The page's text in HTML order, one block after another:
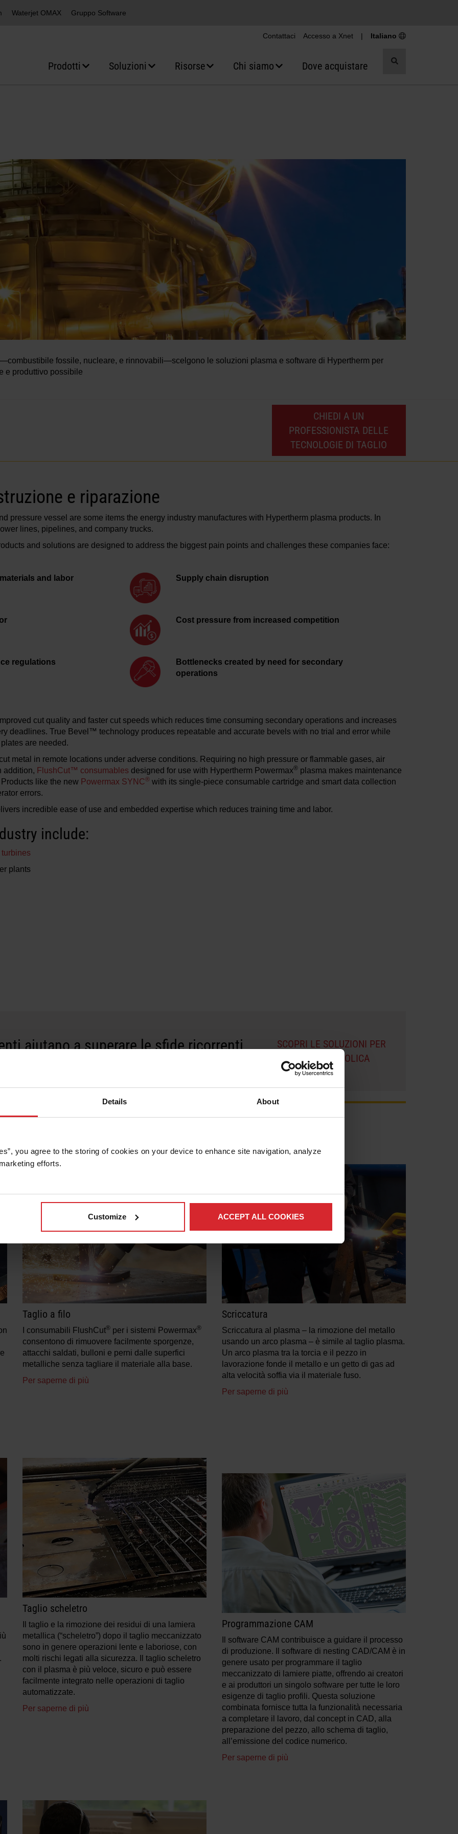
Details About
you agree to the storing of cookies on your device to enhance site navigation, analyze
efforts.
Customize ACCEPT ALL COOKIES
Waterjet OMAX Gruppo Software
Contattaci Accesso a Xnet | Italiano
Prodotti Soluzioni Risorse Chi siamo Dove acquistare
Attiva/Disattiva
fossile, nucleare, e rinnovabili—scelgono le soluzioni plasma e software di Hypertherm per
e produttivo possibile
CHIEDI A UN
PROFESSIONISTA DELLE
TECNOLOGIE DI TAGLIO
e riparazione
pressure vessel are some items the energy industry manufactures with Hypertherm plasma products. In
lines, pipelines, and company trucks.
and solutions are designed to address the biggest pain points and challenges these companies face:
and labor
regulations
Supply chain disruption
Cost pressure from increased competition
Bottlenecks created by need for secondary
operations
cut quality and faster cut speeds which reduces time consuming secondary operations and increases
deadlines. True Bevel™ technology produces repeatable and accurate bevels with no trial and error while
are needed.
metal in remote locations under adverse conditions. Requiring no high pressure or flammable gases, air
addition, FlushCut™ consumables designed for use with Hypertherm Powermax® plasma makes maintenance
like the new Powermax SYNC® with its single-piece consumable cartridge and smart data collection
errors.
incredible ease of use and embedded expertise which reduces training time and labor.
include:
plants
aiutano a superare le sfide ricorrenti
SCOPRI LE SOLUZIONI PER
L'ENERGIA EOLICA
Taglio a filo
I consumabili FlushCut® per i sistemi Powermax®
consentono di rimuovere facilmente sporgenze,
attacchi saldati, bulloni e perni dalle superfici
metalliche senza tagliare il materiale alla base.
Per saperne di più
Scriccatura
Scriccatura al plasma – la rimozione del metallo
usando un arco plasma – è simile al taglio plasma.
Un arco plasma tra la torcia e il pezzo in
lavorazione fonde il metallo e un getto di gas ad
alta velocità soffia via il materiale fuso.
Per saperne di più
Taglio scheletro
Il taglio e la rimozione dei residui di una lamiera
metallica (“scheletro”) dopo il taglio meccanizzato
sono in genere operazioni lente e laboriose, con
molti rischi legati alla sicurezza. Il taglio scheletro
con il plasma è più veloce, sicuro e può essere
facilmente integrato nelle operazioni di taglio
automatizzate.
Per saperne di più
Programmazione CAM
Il software CAM contribuisce a guidare il processo
di produzione. Il software di nesting CAD/CAM è in
genere usato per programmare il taglio
meccanizzato di lamiere piatte, offrendo ai creatori
e ai produttori un singolo software per tutte le loro
esigenze di taglio profili. Questa soluzione
combinata fornisce tutta la funzionalità necessaria
a completare il lavoro, dal concept in CAD, alla
preparazione del pezzo, allo schema di taglio,
all’emissione del codice numerico.
Per saperne di più